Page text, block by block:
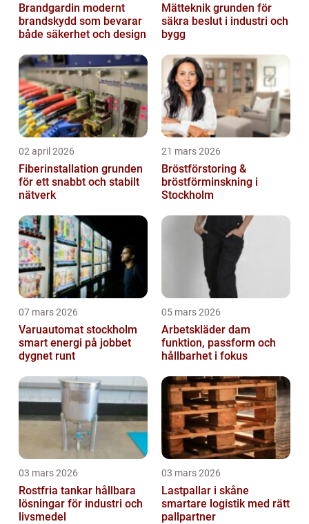
Brandgardin modernt
brandskydd som bevarar
både säkerhet och design
Mätteknik grunden för
säkra beslut i industri och
bygg
02 april 2026
Fiberinstallation grunden
för ett snabbt och stabilt
nätverk
21 mars 2026
Bröstförstoring &
bröstförminskning i
Stockholm
07 mars 2026
Varuautomat stockholm
smart energi på jobbet
dygnet runt
05 mars 2026
Arbetskläder dam
funktion, passform och
hållbarhet i fokus
03 mars 2026
Rostfria tankar hållbara
lösningar för industri och
livsmedel
03 mars 2026
Lastpallar i skåne
smartare logistik med rätt
pallpartner